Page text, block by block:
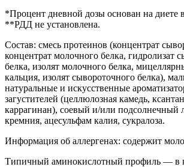
*Процент дневной дозы основан на диете
**РДД не установлена.
Состав: смесь протеинов (концентрат
концентрат молочного белка, гидролизат
белка, изолят молочного белка,
кальция, изолят сывороточного белка),
натуральные и искусственные
загустителей (целлюлозная камедь,
каррагинан), соевый и/или подсолнечный
кремния, ацесульфам калия, сукралоза.
Информация об аллергенах: содержит
Типичный аминокислотный профиль — в